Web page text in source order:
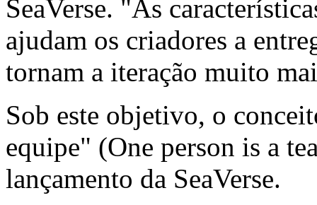
SeaVerse. "As
ajudam os criadores a
tornam a iteração muito
Sob este objetivo, o
equipe" (One person is a
lançamento da SeaVerse.